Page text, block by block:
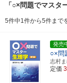
「○×問題でマスタ
5件中1件から5件まで
発売
○×問
志村
定価